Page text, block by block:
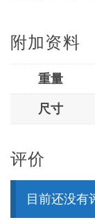
附加资料
重量
尺寸
评价
目前还没有